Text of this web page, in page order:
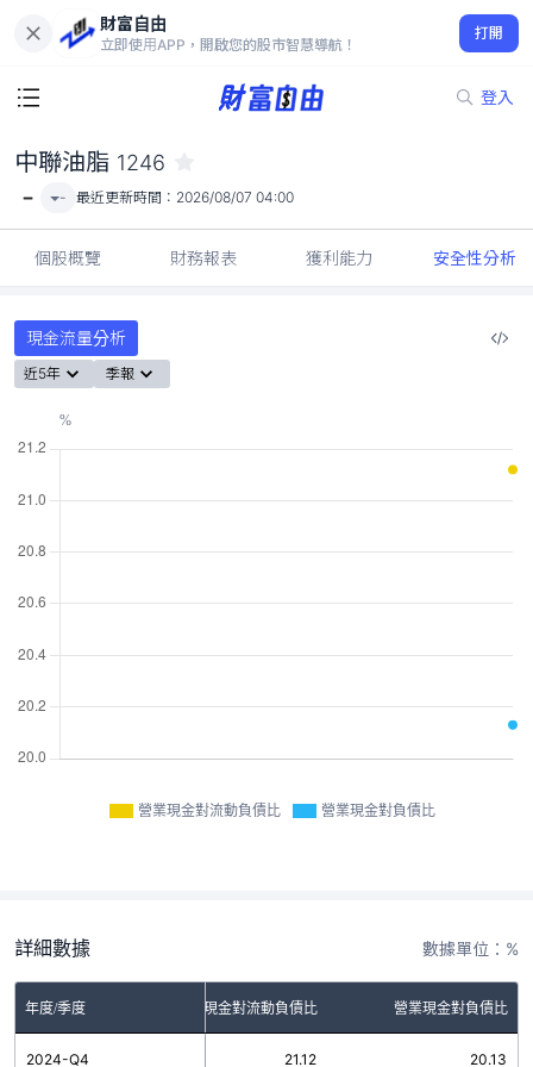
財富自由
立即使用APP，開啟您的股市智慧導航！
打開
登入
-
中聯油脂 1246
- - 最近更新時間： 2026/08/07 04:00
個股概覽 財務報表 獲利能力 安全性分析
現金流量分析
近5年 季報
營業現金對流動負債比 營業現金對負債比
詳細數據 數據單位：%
年度/季度 營業現金對流動負債比 營業現金對負債比
2024-Q4 21.12 20.13